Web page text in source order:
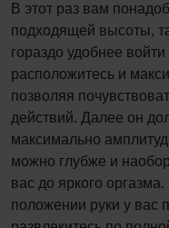
В этот раз вам
подходящей высоты,
гораздо удобнее
расположитесь и
позволяя
действий. Далее он
максимально
можно глубже и
вас до яркого
положении руки у вас